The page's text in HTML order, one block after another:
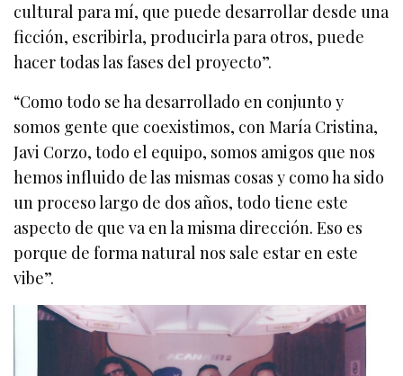
cultural para mí, que puede desarrollar desde una
ficción, escribirla, producirla para otros, puede
hacer todas las fases del proyecto”.
“Como todo se ha desarrollado en conjunto y
somos gente que coexistimos, con María Cristina,
Javi Corzo, todo el equipo, somos amigos que nos
hemos influido de las mismas cosas y como ha sido
un proceso largo de dos años, todo tiene este
aspecto de que va en la misma dirección. Eso es
porque de forma natural nos sale estar en este
vibe”.